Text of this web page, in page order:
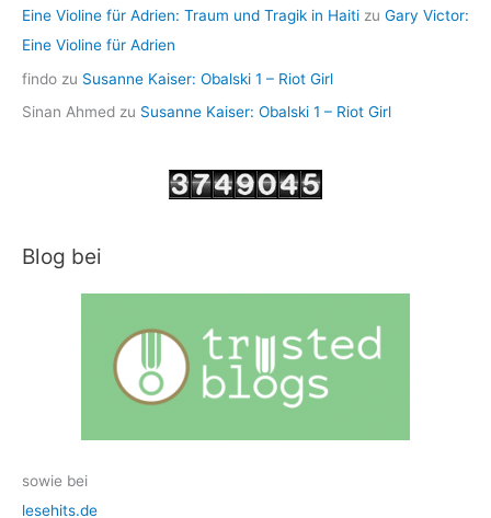
Eine Violine für Adrien: Traum und Tragik in Haiti zu Gary Victor:
Eine Violine für Adrien
findo zu Susanne Kaiser: Obalski 1 – Riot Girl
Sinan Ahmed zu Susanne Kaiser: Obalski 1 – Riot Girl
Blog bei
sowie bei
lesehits.de